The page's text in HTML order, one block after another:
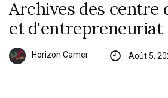
Archives des centre
et d'entrepreneuriat
Horizon Camer Août 5,